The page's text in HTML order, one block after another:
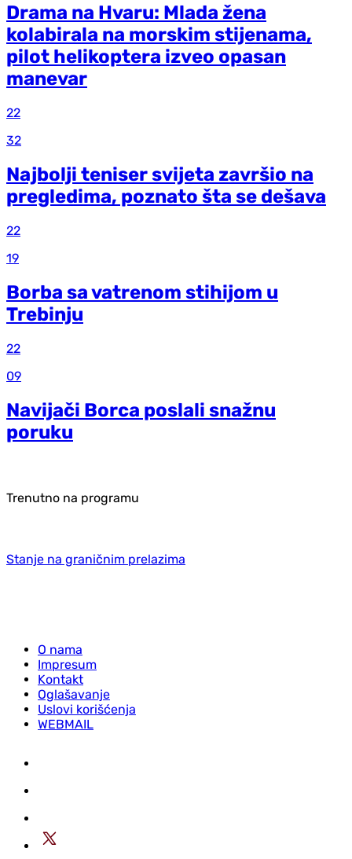
Drama na Hvaru: Mlada žena
kolabirala na morskim stijenama,
pilot helikoptera izveo opasan
manevar
22
32
Najbolji teniser svijeta završio na
pregledima, poznato šta se dešava
22
19
Borba sa vatrenom stihijom u
Trebinju
22
09
Navijači Borca poslali snažnu
poruku
Trenutno na programu
Stanje na graničnim prelazima
O nama
Impresum
Kontakt
Oglašavanje
Uslovi korišćenja
WEBMAIL